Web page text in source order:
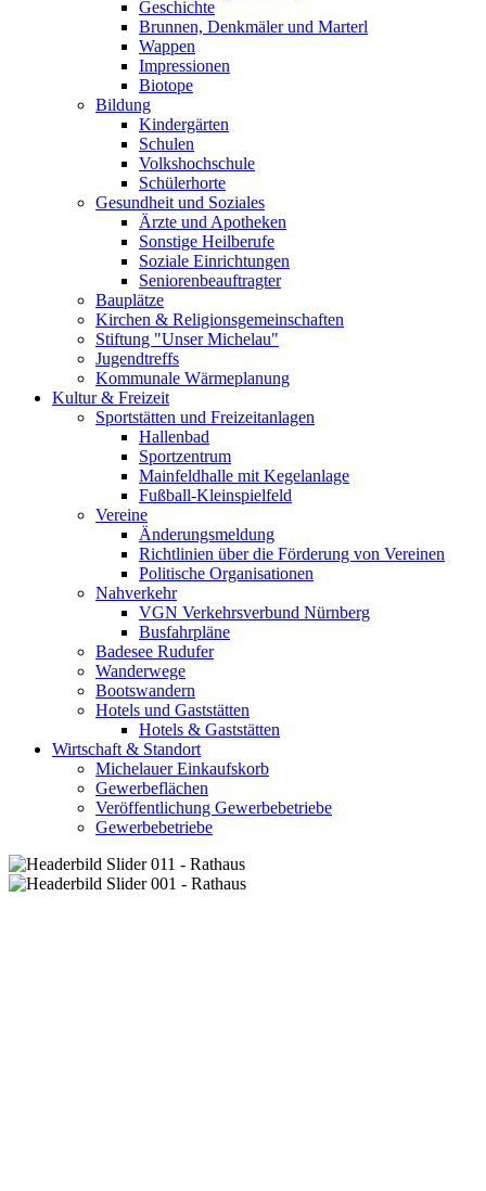
Geschichte
Brunnen, Denkmäler und Marterl
Wappen
Impressionen
Biotope
Bildung
Kindergärten
Schulen
Volkshochschule
Schülerhorte
Gesundheit und Soziales
Ärzte und Apotheken
Sonstige Heilberufe
Soziale Einrichtungen
Seniorenbeauftragter
Bauplätze
Kirchen & Religionsgemeinschaften
Stiftung "Unser Michelau"
Jugendtreffs
Kommunale Wärmeplanung
Kultur & Freizeit
Sportstätten und Freizeitanlagen
Hallenbad
Sportzentrum
Mainfeldhalle mit Kegelanlage
Fußball-Kleinspielfeld
Vereine
Änderungsmeldung
Richtlinien über die Förderung von Vereinen
Politische Organisationen
Nahverkehr
VGN Verkehrsverbund Nürnberg
Busfahrpläne
Badesee Rudufer
Wanderwege
Bootswandern
Hotels und Gaststätten
Hotels & Gaststätten
Wirtschaft & Standort
Michelauer Einkaufskorb
Gewerbeflächen
Veröffentlichung Gewerbebetriebe
Gewerbebetriebe